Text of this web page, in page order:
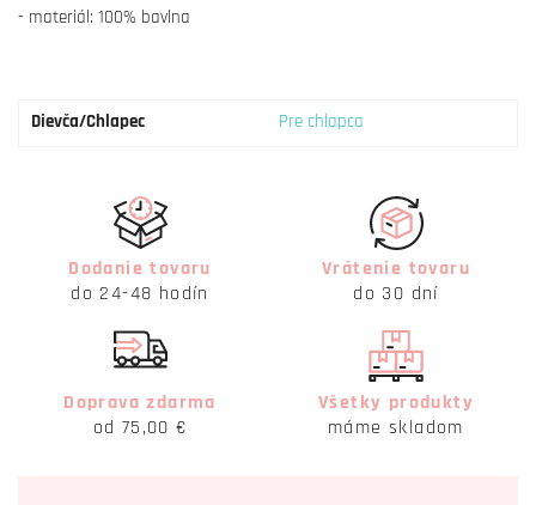
- materiál: 100% bavlna
Dievča/Chlapec Pre chlapca
Dodanie tovaru
do 24-48 hodín
Vrátenie tovaru
do 30 dní
Doprava zdarma
od 75,00 €
Všetky produkty
máme skladom